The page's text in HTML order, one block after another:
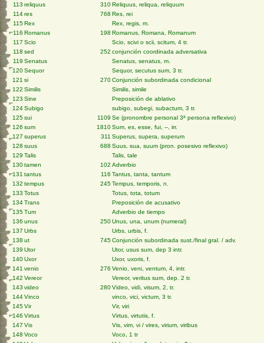
113 reliquus 310Reliquus, reliqua, reliquum
114res 768 Res, rei
115Rex
Rex, regis, m.
116 Romanus 198 Romanus, Romana, Romanum
117 Scio
Scio, scivi o scii, scitum, 4 tr.
118 sed 252 conjunción coordinada adversativa
119 Senatus
Senatus, senatus, m.
120Sequor
Sequor, secutus sum, 3 tr.
121 si 270Conjunción subordinada condicional
122 Similis
Similis, simile
123 Sine
Preposición de ablativo
124Subigo
subigo, subegi, subactum, 3 tr.
125sui 1109 Se (pronombre personal 3ª persona reflexivo)
126 sum 1810Sum, es, esse, fui, --, irr.
127 superus 311 Superus, supera, superum
128 suus 688 Suus, sua, suum (pron. posesivo reflexivo)
129 Talis
Talis, tale
130tamen 102 Adverbio
131 tantus 116 Tantus, tanta, tantum
132 tempus 245Tempus, temporis, n.
133 Totus
Totus, tota, totum
134Trans
Preposición de acusativo
135Tum
Adverbio de tiempo
136 unus 250Unus, una, unum (numeral)
137 Urbs
Urbs, urbis, f.
138 ut 745Conjunción subordinada sust./final gral. / adv.
139 Utor
Utor, usus sum, dep 3 intr.
140Uxor
Uxor, uxoris, f.
141 venio 276 Venio, veni, ventum, 4, intr.
142 Vereor
Vereor, veritus sum, dep. 2 tr.
143 video 280Video, vidi, visum, 2, tr.
144Vinco
vinco, vici, victum, 3 tr.
145Vir
Vir, viri
146 Virtus
Virtus, virtutis, f.
147 Vis
Vis, vim, vi / vires, virium, viribus
148 Voco
Voco, 1 tr